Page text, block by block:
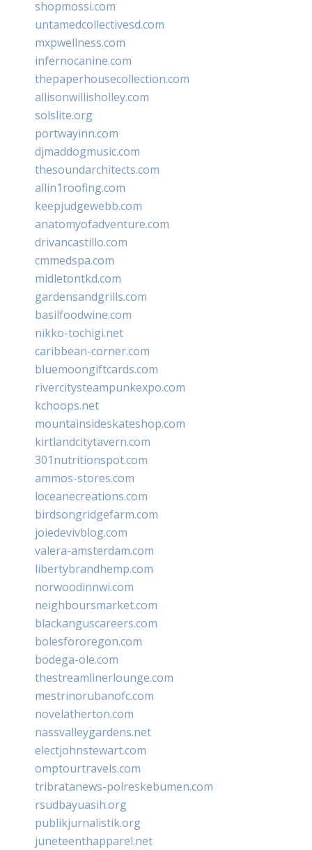
shopmossi.com
untamedcollectivesd.com
mxpwellness.com
infernocanine.com
thepaperhousecollection.com
allisonwillisholley.com
solslite.org
portwayinn.com
djmaddogmusic.com
thesoundarchitects.com
allin1roofing.com
keepjudgewebb.com
anatomyofadventure.com
drivancastillo.com
cmmedspa.com
midletontkd.com
gardensandgrills.com
basilfoodwine.com
nikko-tochigi.net
caribbean-corner.com
bluemoongiftcards.com
rivercitysteampunkexpo.com
kchoops.net
mountainsideskateshop.com
kirtlandcitytavern.com
301nutritionspot.com
ammos-stores.com
loceanecreations.com
birdsongridgefarm.com
joiedevivblog.com
valera-amsterdam.com
libertybrandhemp.com
norwoodinnwi.com
neighboursmarket.com
blackanguscareers.com
bolesfororegon.com
bodega-ole.com
thestreamlinerlounge.com
mestrinorubanofc.com
novelatherton.com
nassvalleygardens.net
electjohnstewart.com
omptourtravels.com
tribratanews-polreskebumen.com
rsudbayuasih.org
publikjurnalistik.org
juneteenthapparel.net